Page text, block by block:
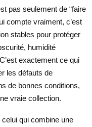
pas seulement de “faire
compte vraiment, c’est
stables pour protéger
humidité
exactement ce qui
les défauts de
de bonnes conditions,
vraie collection.
qui combine une